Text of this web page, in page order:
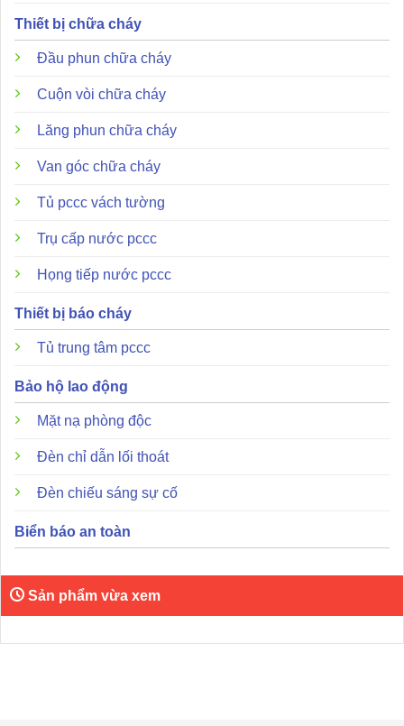
Thiết bị chữa cháy
Đầu phun chữa cháy
Cuộn vòi chữa cháy
Lăng phun chữa cháy
Van góc chữa cháy
Tủ pccc vách tường
Trụ cấp nước pccc
Họng tiếp nước pccc
Thiết bị báo cháy
Tủ trung tâm pccc
Bảo hộ lao động
Mặt nạ phòng độc
Đèn chỉ dẫn lối thoát
Đèn chiếu sáng sự cố
Biển báo an toàn
Sản phẩm vừa xem